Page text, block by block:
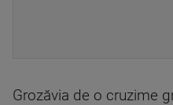
Grozăvia de o cruzime